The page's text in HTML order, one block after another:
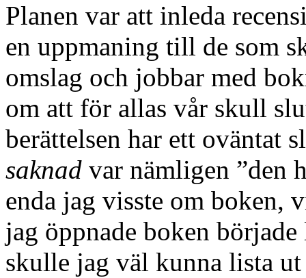
Planen var att inleda
en uppmaning till de som
omslag och jobbar med
om att för allas vår skull
berättelsen har ett oväntat
saknad var nämligen ”den
enda jag visste om boken,
jag öppnade boken
skulle jag väl kunna lista